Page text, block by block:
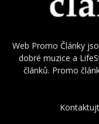
Web Promo Články
dobré muzice a
článků. Promo